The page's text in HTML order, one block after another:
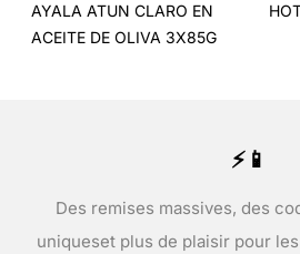
AYALA ATUN CLARO EN
ACEITE DE OLIVA 3X85G
⚡📱
Des remises massives, des
uniqueset plus de plaisir pour